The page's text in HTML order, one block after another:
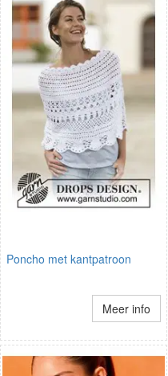
Poncho met kantpatroon
Meer info